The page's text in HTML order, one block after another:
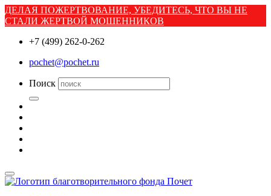
ДЕЛАЯ ПОЖЕРТВОВАНИЕ, УБЕДИТЕСЬ, ЧТО ВЫ НЕ
СТАЛИ ЖЕРТВОЙ МОШЕННИКОВ
+7 (499) 262-0-262
pochet@pochet.ru
Поиск